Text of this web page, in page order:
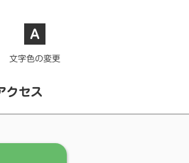
文字色の変更
クセス